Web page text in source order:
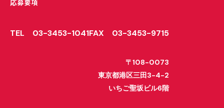
応募要項
TEL 03-3453-1041FAX 03-3453-9715
〒108-0073
東京都港区三田3-4-2
いちご聖坂ビル6階